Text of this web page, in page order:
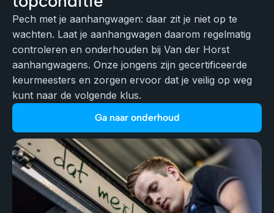
Pech met je aanhangwagen: daar zit je niet op te
wachten. Laat je aanhangwagen daarom regelmatig
controleren en onderhouden bij Van der Horst
aanhangwagens. Onze jongens zijn gecertificeerde
keurmeesters en zorgen ervoor dat je veilig op weg
kunt naar de volgende klus.
Ga naar onderhoud